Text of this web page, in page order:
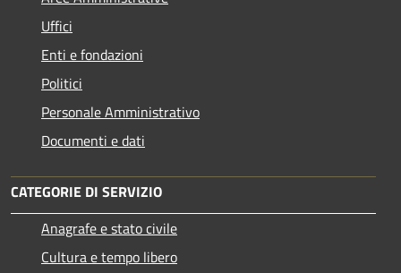
Uffici
Enti e fondazioni
Politici
Personale Amministrativo
Documenti e dati
CATEGORIE DI SERVIZIO
Anagrafe e stato civile
Cultura e tempo libero